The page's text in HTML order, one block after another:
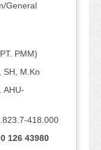
General
PMM)
SH, M.Kn
AHU-
418.000
126 43980